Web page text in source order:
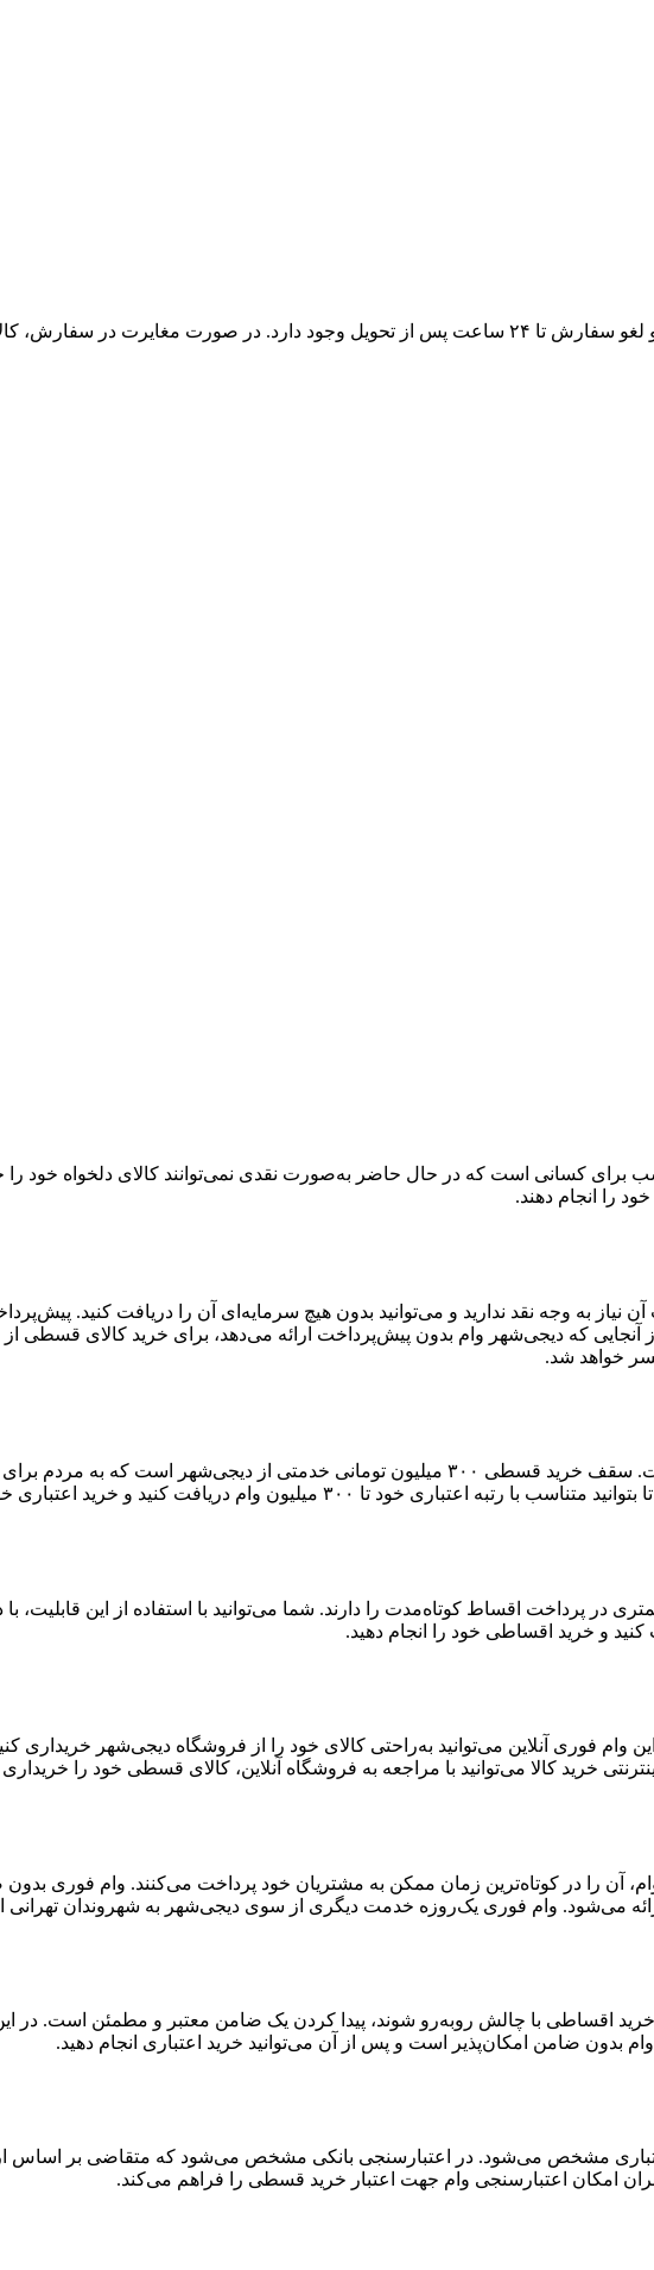
در صورتی که کالا پلمپ و بسته‌بندی آن سالم باشد، امکان مرجوعی و لغو سفارش تا ۲۴ ساعت پس از تحویل وجود
کسانی است که در حال حاضر به‌صورت نقدی نمی‌توانند کالای دلخواه خود را
را انجام دهند.
آن نیاز به وجه نقد ندارید و می‌توانید بدون هیچ سرمایه‌ای آن را دریافت کنید.
که دیجی‌شهر وام بدون پیش‌پرداخت ارائه می‌دهد، برای خرید کالای قسطی
خواهد شد.
سقف دریافت وام کالا در دیجی‌شهر بالاترین سقف وام در بین رقباست. سقف خرید قسطی ۳۰۰ میلیون
میلیون وام دریافت کنید و خرید اعتباری خود را انجام دهید.
که توانایی کمتری در پرداخت اقساط کوتاه‌مدت را دارند. شما می‌توانید با استفاده از این
فوری آنلاین می‌توانید به‌راحتی کالای خود را از فروشگاه دیجی‌شهر خریداری
خرید کالا می‌توانید با مراجعه به فروشگاه آنلاین، کالای قسطی خود را خریداری
آن را در کوتاه‌ترین زمان ممکن به مشتریان خود پرداخت می‌کنند. وام فوری
می‌شود. وام فوری یک‌روزه خدمت دیگری از سوی دیجی‌شهر به شهروندان
اقساطی با چالش روبه‌رو شوند، پیدا کردن یک ضامن معتبر و مطمئن است. در
بدون ضامن امکان‌پذیر است و پس از آن می‌توانید خرید اعتباری انجام دهید.
مشخص می‌شود. در اعتبارسنجی بانکی مشخص می‌شود که متقاضی بر اساس
امکان اعتبارسنجی وام جهت اعتبار خرید قسطی را فراهم می‌کند.